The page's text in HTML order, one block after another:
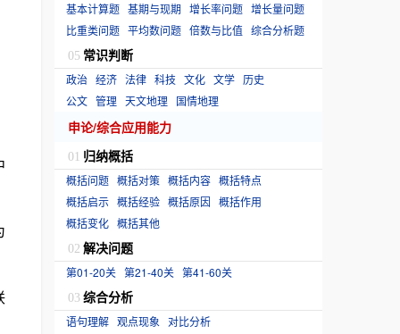
基本计算题 基期与现期 增长率问题 增长量问题
比重类问题 平均数问题 倍数与比值 综合分析题
05 常识判断
政治 经济 法律 科技 文化 文学 历史
公文 管理 天文地理 国情地理
申论/综合应用能力
01 归纳概括
概括问题 概括对策 概括内容 概括特点
概括启示 概括经验 概括原因 概括作用
概括变化 概括其他
02 解决问题
第01-20关 第21-40关 第41-60关
03 综合分析
语句理解 观点现象 对比分析